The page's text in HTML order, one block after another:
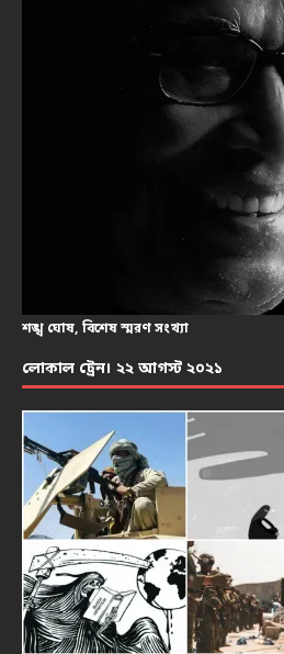
শঙ্খ ঘোষ, বিশেষ স্মরণ সংখ্যা
লোকাল ট্রেন। ২২ আগস্ট ২০২১